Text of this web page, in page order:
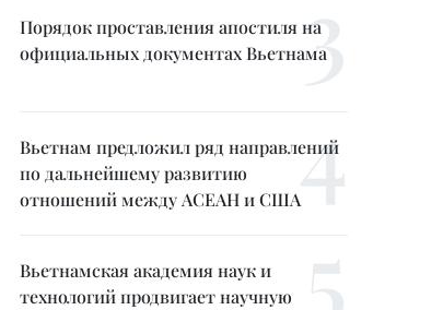
Порядок проставления апостиля на
официальных документах Вьетнама
Вьетнам предложил ряд направлений
по дальнейшему развитию
отношений между АСЕАН и США
Вьетнамская академия наук и
технологий продвигает научную